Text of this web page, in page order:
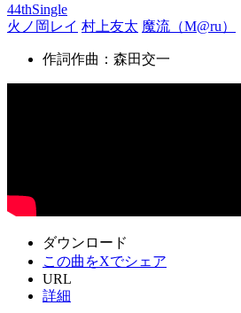
44thSingle
火ノ岡レイ 村上友太 魔流（M@ru）
作詞作曲：森田交一
ダウンロード
この曲をXでシェア
URL
詳細